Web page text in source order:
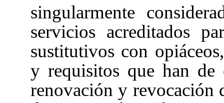
singularmente
servicios acreditados
sustitutivos con
y requisitos que han de
renovación y revocación